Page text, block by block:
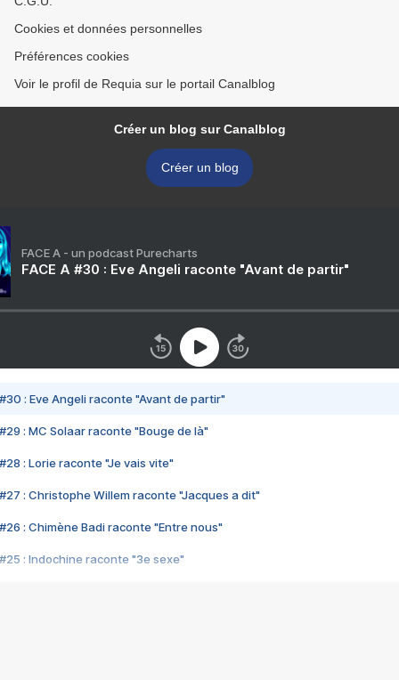
Cookies et données personnelles
Préférences cookies
Voir le profil de Requia sur le portail Canalblog
Créer un blog sur Canalblog
Créer un blog
FACE A - un podcast Purecharts
FACE A #30 : Eve Angeli raconte "Avant de partir"
#30 : Eve Angeli raconte "Avant de partir"
#29 : MC Solaar raconte "Bouge de là"
#28 : Lorie raconte "Je vais vite"
#27 : Christophe Willem raconte "Jacques a dit"
#26 : Chimène Badi raconte "Entre nous"
#25 : Indochine raconte "3e sexe"